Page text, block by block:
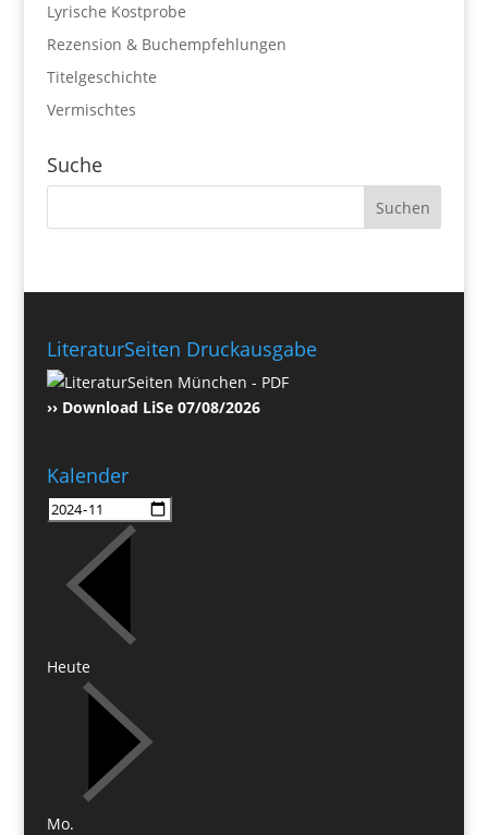
Lyrische Kostprobe
Rezension & Buchempfehlungen
Titelgeschichte
Vermischtes
Suche
LiteraturSeiten Druckausgabe
›› Download LiSe 07/08/2026
Kalender
Heute
Mo.